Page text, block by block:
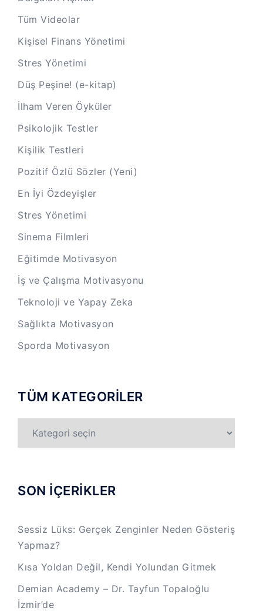
Tüm Videolar
Kişisel Finans Yönetimi
Stres Yönetimi
Düş Peşine! (e-kitap)
İlham Veren Öyküler
Psikolojik Testler
Kişilik Testleri
Pozitif Özlü Sözler (Yeni)
En İyi Özdeyişler
Stres Yönetimi
Sinema Filmleri
Eğitimde Motivasyon
İş ve Çalışma Motivasyonu
Teknoloji ve Yapay Zeka
Sağlıkta Motivasyon
Sporda Motivasyon
TÜM KATEGORİLER
KATEGORİLER
SON İÇERİKLER
Sessiz Lüks: Gerçek Zenginler Neden Gösteriş
Yapmaz?
Kısa Yoldan Değil, Kendi Yolundan Gitmek
Demian Academy – Dr. Tayfun Topaloğlu
İzmir’de